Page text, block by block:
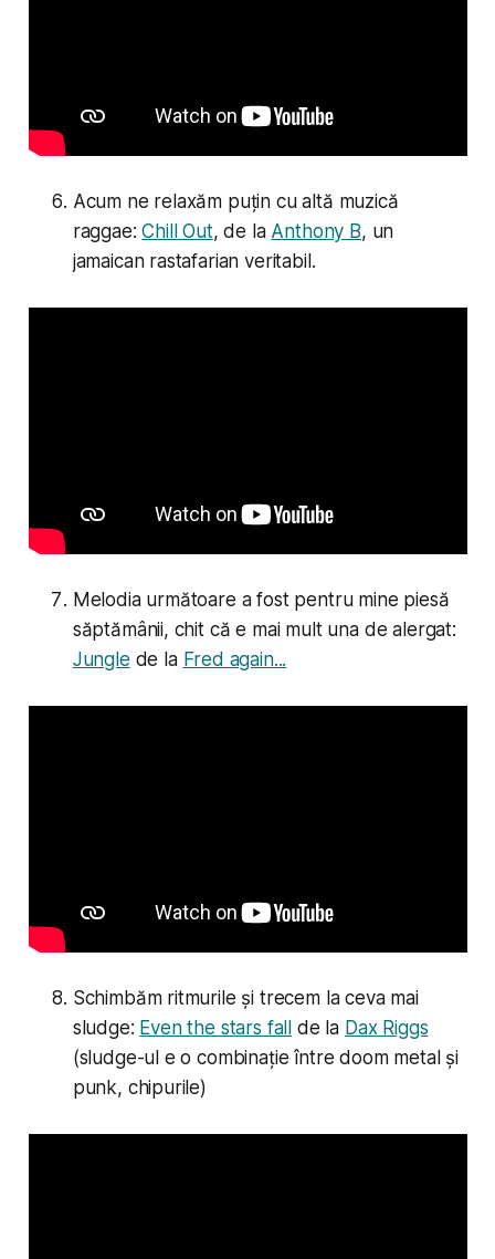
Acum ne relaxăm puțin cu altă muzică
raggae:Chill Out, de la Anthony B, un
jamaican rastafarian veritabil.
Melodia următoare a fost pentru mine piesă
săptămânii, chit că e mai mult una de alergat:
Jungle de la Fred again...
Schimbăm ritmurile și trecem la ceva mai
sludge: Even the stars fall de la Dax Riggs
(sludge-ul e o combinație între doom metal și
punk, chipurile)